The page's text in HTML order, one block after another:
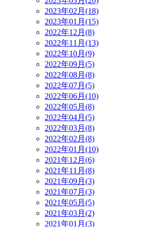
2023年02月(18)
2023年01月(15)
2022年12月(8)
2022年11月(13)
2022年10月(9)
2022年09月(5)
2022年08月(8)
2022年07月(5)
2022年06月(10)
2022年05月(8)
2022年04月(5)
2022年03月(8)
2022年02月(8)
2022年01月(10)
2021年12月(6)
2021年11月(8)
2021年09月(3)
2021年07月(3)
2021年05月(5)
2021年03月(2)
2021年01月(3)